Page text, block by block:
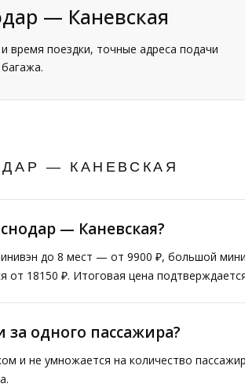
— Каневская
время поездки, точные адреса подачи
— КАНЕВСКАЯ
— Каневская?
до 8 мест — от 9900 ₽, большой
от 18150 ₽. Итоговая цена
одного пассажира?
и не умножается на количество